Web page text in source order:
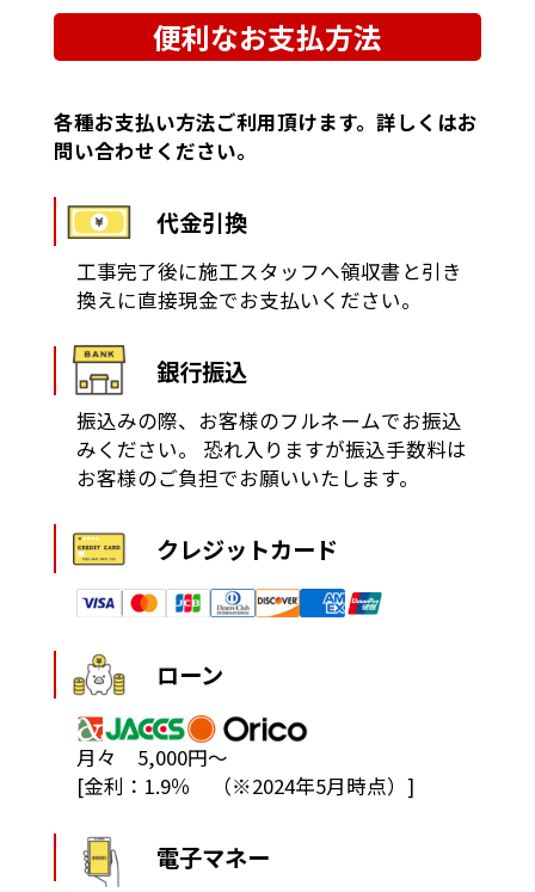
便利なお支払方法
各種お支払い方法ご利用頂けます。詳しくはお
問い合わせください。
代金引換
工事完了後に施工スタッフへ領収書と引き
換えに直接現金でお支払いください。
銀行振込
振込みの際、お客様のフルネームでお振込
みください。
恐れ入りますが振込手数料は
お客様のご負担でお願いいたします。
クレジットカード
ローン
月々 5,000円～
[金利：1.9％ （※2024年5月時点）]
電子マネー